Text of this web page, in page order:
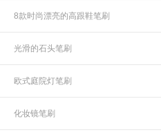
8款时尚漂亮的高跟鞋笔刷
光滑的石头笔刷
欧式庭院灯笔刷
化妆镜笔刷